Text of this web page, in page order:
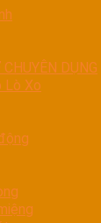
DỤNG
Lò Xo